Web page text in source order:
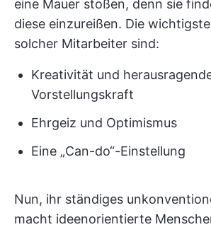
eine Mauer stoßen, denn sie
diese einzureißen. Die
solcher Mitarbeiter sind:
Kreativität und
Vorstellungskraft
Ehrgeiz und Optimismus
Eine „Can-do“-Einstellung
Nun, ihr ständiges
macht ideenorientierte